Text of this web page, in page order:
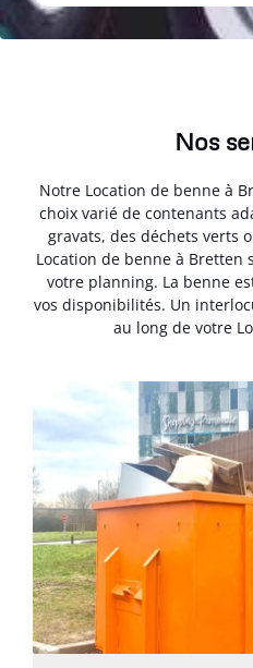
Nos
Notre Location de benne à
choix varié de contenants
gravats, des déchets verts
Location de benne à Bretten
votre planning. La benne
vos disponibilités. Un
au long de votre